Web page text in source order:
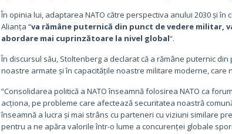
În opinia lui, adaptarea NATO către perspectiva anului 2030 și
Alianța “va rămâne puternică din punct de vedere militar,
abordare mai cuprinzătoare la nivel global“.
În discursul său, Stoltenberg a declarat că a rămâne puternic
noastre armate și în capacitățile noastre militare moderne, care
“Consolidarea politică a NATO înseamnă folosirea NATO ca
acționa, pe probleme care afectează securitatea noastră
înseamnă a lucra și mai strâns cu parteneri cu viziuni similare
pentru a ne apăra valorile într-o lume a concurenței globale